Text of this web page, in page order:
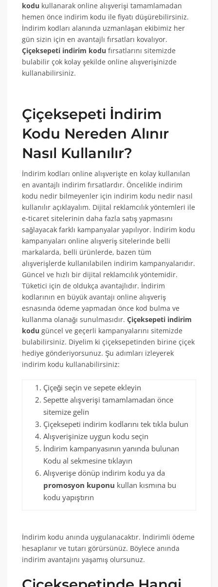
kodu kullanarak online alışverişi tamamlamadan
hemen önce indirim kodu ile fiyatı düşürebilirsiniz.
İndirim kodları alanında uzmanlaşan ekibimiz her
gün sizin için en avantajlı fırsatları kovalıyor.
Çiçeksepeti indirim kodu fırsatlarını sitemizde
bulabilir çok kolay şekilde online alışverişinizde
kullanabilirsiniz.
Çiçeksepeti İndirim
Kodu Nereden Alınır
Nasıl Kullanılır?
İndirim kodları online alışverişte en kolay kullanılan
en avantajlı indirim fırsatlardır. Öncelikle indirim
kodu nedir bilmeyenler için indirim kodu nedir nasıl
kullanılır açıklayalım. Dijital reklamcılık yöntemleri ile
e-ticaret sitelerinin daha fazla satış yapmasını
sağlayacak farklı kampanyalar yapılıyor. İndirim kodu
kampanyaları online alışveriş sitelerinde belli
markalarda, belli ürünlerde, bazen tüm
alışverişlerde kullanılabilen indirim kampanyalarıdır.
Güncel ve hızlı bir dijital reklamcılık yöntemidir.
Tüketici için de oldukça avantajlıdır. İndirim
kodlarının en büyük avantajı online alışveriş
esnasında ödeme yapmadan önce kod bulma ve
kullanma olanağı sunulmasıdır. Çiçeksepeti indirim
kodu güncel ve geçerli kampanyalarını sitemizde
bulabilirsiniz. Diyelim ki çiçeksepetinden birine çiçek
hediye gönderiyorsunuz. Şu adımları izleyerek
indirim kodu kullanabilirsiniz:
Çiçeği seçin ve sepete ekleyin
Sepette alışverişi tamamlamadan önce
sitemize gelin
Çiçeksepeti indirim kodlarını tek tıkla bulun
Alışverişinize uygun kodu seçin
İndirim kampanyasının yanında bulunan
Kodu al sekmesine tıklayın
Alışverişe dönüp indirim kodu ya da
promosyon kuponu kullan kısmına bu
kodu yapıştırın
İndirim kodu anında uygulanacaktır. İndirimli ödeme
hesaplanır ve tutarı görürsünüz. Böylece anında
indirim avantajını yaşamış olursunuz.